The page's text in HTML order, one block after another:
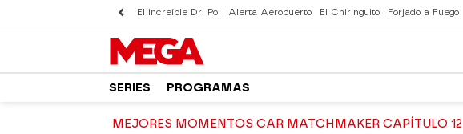
El increíble Dr. Pol Alerta Aeropuerto El Chiringuito Forjado a Fuego
SERIES PROGRAMAS
MEJORES MOMENTOS CAR MATCHMAKER CAPÍTULO 12